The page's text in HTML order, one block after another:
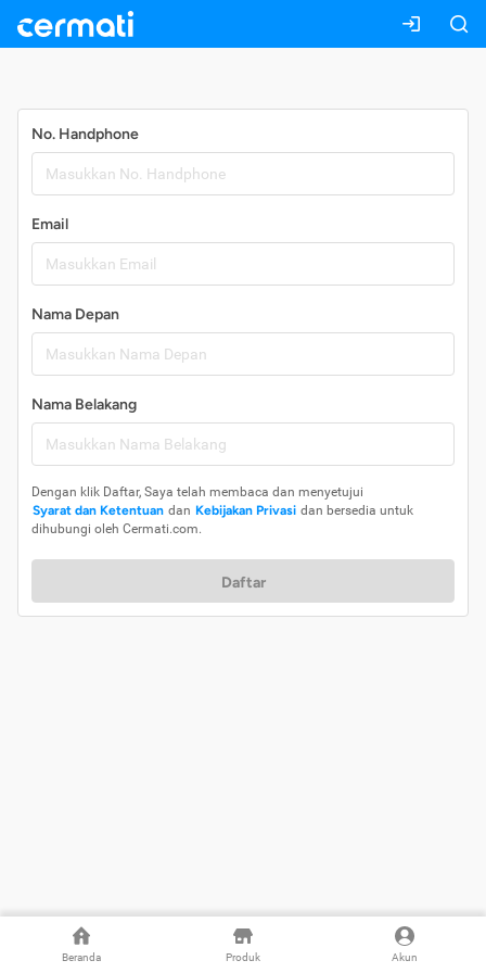
Beranda Produk Akun
No. Handphone
Email
Nama Depan
Nama Belakang
Dengan klik Daftar, Saya telah membaca dan menyetujui
Syarat dan Ketentuan dan Kebijakan Privasi dan bersedia untuk
dihubungi oleh Cermati.com.
Daftar